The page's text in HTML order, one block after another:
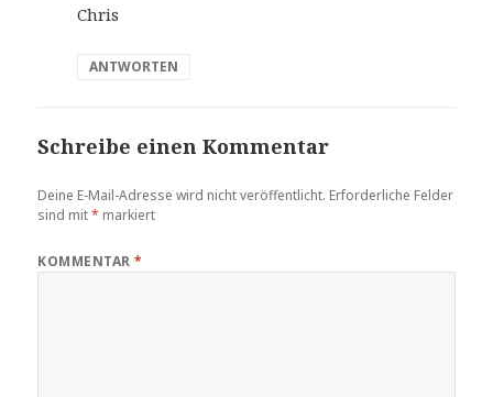
Chris
ANTWORTEN
Schreibe einen Kommentar
Deine E-Mail-Adresse wird nicht veröffentlicht. Erforderliche Felder
sind mit* markiert
KOMMENTAR*